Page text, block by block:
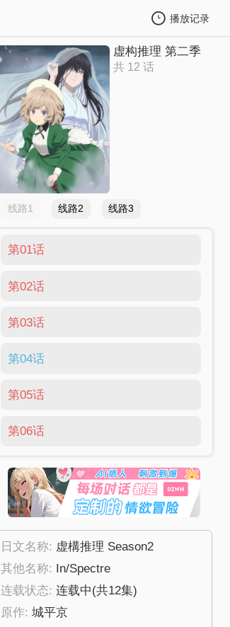
播放记录
虚构推理 第二季
共 12 话
线路1 线路2 线路3
第01话
第02话
第03话
第04话
第05话
第06话
日文名称: 虚構推理 Season2
其他名称: In/Spectre
连载状态:连载中(共12集)
原作:城平京